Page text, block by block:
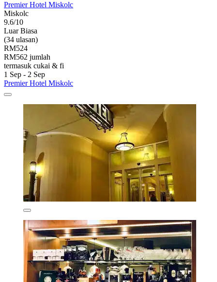
Premier Hotel Miskolc
Miskolc
9.6/10
Luar Biasa
(34 ulasan)
RM524
RM562 jumlah
termasuk cukai & fi
1 Sep - 2 Sep
Premier Hotel Miskolc